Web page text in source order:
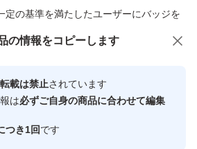
定の基準を満たしたユーザーにバッジを
心・安全なユーザーです
の情報をコピーします
載は禁止されています
は必ずご自身の商品に合わせて編集
つき1回です
にオススメ